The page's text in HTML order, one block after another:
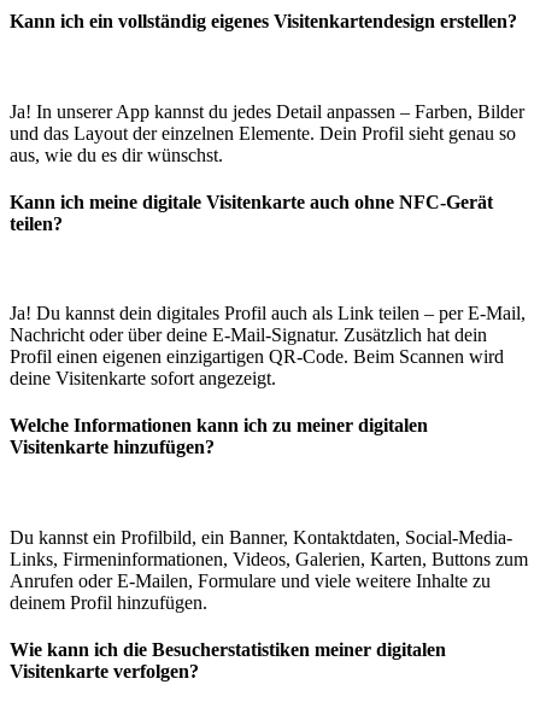
Kann ich ein vollständig eigenes Visitenkartendesign erstellen?
Ja! In unserer App kannst du jedes Detail anpassen – Farben, Bilder
und das Layout der einzelnen Elemente. Dein Profil sieht genau so
aus, wie du es dir wünschst.
Kann ich meine digitale Visitenkarte auch ohne NFC-Gerät
teilen?
Ja! Du kannst dein digitales Profil auch als Link teilen – per E-Mail,
Nachricht oder über deine E-Mail-Signatur. Zusätzlich hat dein
Profil einen eigenen einzigartigen QR-Code. Beim Scannen wird
deine Visitenkarte sofort angezeigt.
Welche Informationen kann ich zu meiner digitalen
Visitenkarte hinzufügen?
Du kannst ein Profilbild, ein Banner, Kontaktdaten, Social-Media-
Links, Firmeninformationen, Videos, Galerien, Karten, Buttons zum
Anrufen oder E-Mailen, Formulare und viele weitere Inhalte zu
deinem Profil hinzufügen.
Wie kann ich die Besucherstatistiken meiner digitalen
Visitenkarte verfolgen?